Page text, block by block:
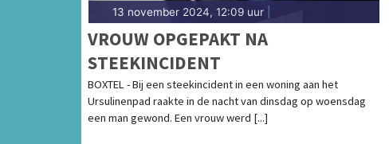
13 november 2024, 12:09 uur
VROUW OPGEPAKT NA
STEEKINCIDENT
BOXTEL - Bij een steekincident in een woning aan het
Ursulinenpad raakte in de nacht van dinsdag op woensdag
een man gewond. Een vrouw werd [...]